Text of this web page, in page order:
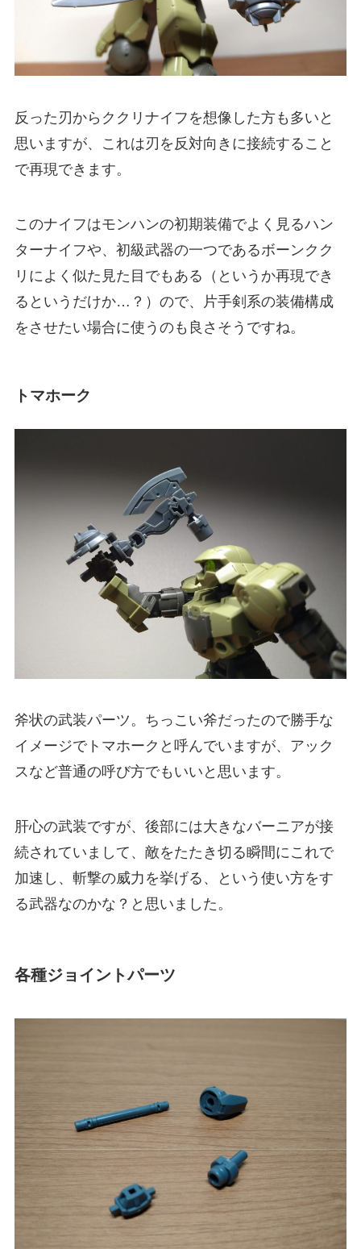
反った刃からククリナイフを想像した方も多いと
思いますが、これは刃を反対向きに接続すること
で再現できます。
このナイフはモンハンの初期装備でよく見るハン
ターナイフや、初級武器の一つであるボーンクク
リによく似た見た目でもある（というか再現でき
るというだけか…？）ので、片手剣系の装備構成
をさせたい場合に使うのも良さそうですね。
トマホーク
斧状の武装パーツ。ちっこい斧だったので勝手な
イメージでトマホークと呼んでいますが、アック
スなど普通の呼び方でもいいと思います。
肝心の武装ですが、後部には大きなバーニアが接
続されていまして、敵をたたき切る瞬間にこれで
加速し、斬撃の威力を挙げる、という使い方をす
る武器なのかな？と思いました。
各種ジョイントパーツ